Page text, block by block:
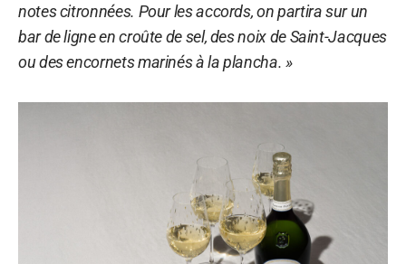
notes citronnées. Pour les accords, on partira sur un
bar de ligne en croûte de sel, des noix de Saint-Jacques
ou des encornets marinés à la plancha. »